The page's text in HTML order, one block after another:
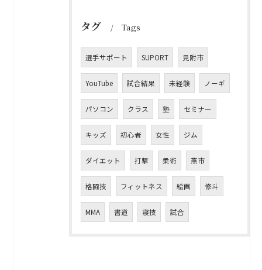
タグ Tags
選手サポート SUPORT 見附市
YouTube 試合結果 未経験 ノーギ
パソコン クラス 塾 セミナー
キッズ 初心者 女性 ジム
ダイエット 打撃 柔術 燕市
格闘技 フィットネス 絵画 修斗
MMA 書道 寝技 試合